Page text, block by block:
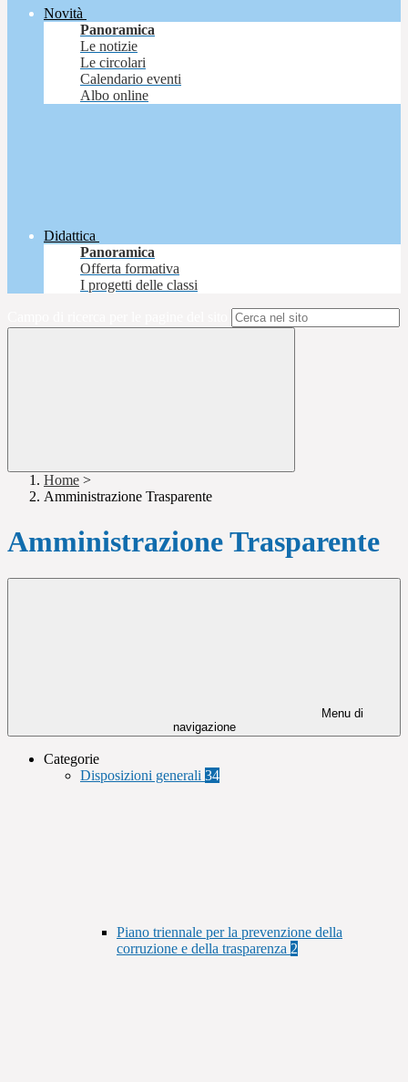
Novità
Panoramica
Le notizie
Le circolari
Calendario eventi
Albo online
Didattica
Panoramica
Offerta formativa
I progetti delle classi
Home >
Amministrazione Trasparente
Amministrazione Trasparente
Menu di
navigazione
Categorie
Disposizioni generali 34
Piano triennale per la prevenzione della
corruzione e della trasparenza 2